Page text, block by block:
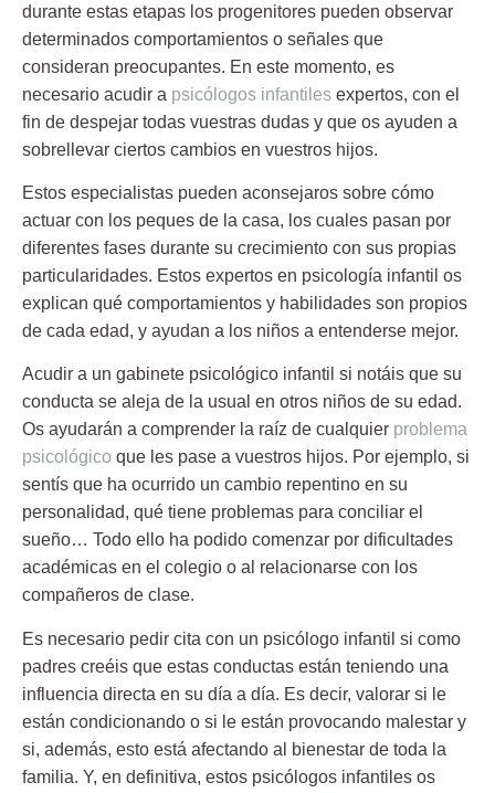
durante estas etapas los progenitores pueden observar
determinados comportamientos o señales que
consideran preocupantes. En este momento, es
necesario acudir a psicólogos infantiles expertos, con el
fin de despejar todas vuestras dudas y que os ayuden a
sobrellevar ciertos cambios en vuestros hijos.
Estos especialistas pueden aconsejaros sobre cómo
actuar con los peques de la casa, los cuales pasan por
diferentes fases durante su crecimiento con sus propias
particularidades. Estos expertos en psicología infantil os
explican qué comportamientos y habilidades son propios
de cada edad, y ayudan a los niños a entenderse mejor.
Acudir a un gabinete psicológico infantil si notáis que su
conducta se aleja de la usual en otros niños de su edad.
Os ayudarán a comprender la raíz de cualquier problema
psicológico que les pase a vuestros hijos. Por ejemplo, si
sentís que ha ocurrido un cambio repentino en su
personalidad, qué tiene problemas para conciliar el
sueño… Todo ello ha podido comenzar por dificultades
académicas en el colegio o al relacionarse con los
compañeros de clase.
Es necesario pedir cita con un psicólogo infantil si como
padres creéis que estas conductas están teniendo una
influencia directa en su día a día. Es decir, valorar si le
están condicionando o si le están provocando malestar y
si, además, esto está afectando al bienestar de toda la
familia. Y, en definitiva, estos psicólogos infantiles os